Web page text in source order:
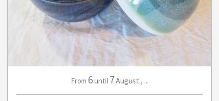
From 6until 7August , ...